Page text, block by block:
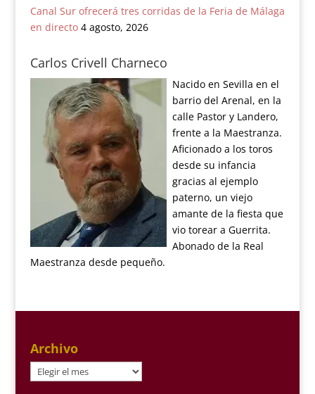
Canal Sur ofrecerá tres corridas de la Feria de Málaga
en directo 4 agosto, 2026
Carlos Crivell Charneco
Nacido en Sevilla en el
barrio del Arenal, en la
calle Pastor y Landero,
frente a la Maestranza.
Aficionado a los toros
desde su infancia
gracias al ejemplo
paterno, un viejo
amante de la fiesta que
vio torear a Guerrita.
Abonado de la Real
Maestranza desde pequeño.
Archivo
Archivo